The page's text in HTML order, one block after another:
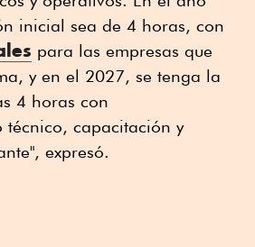
inicial sea de 4 horas, con
para las empresas que
y en el 2027, se tenga la
4 horas con
técnico, capacitación y
expresó.